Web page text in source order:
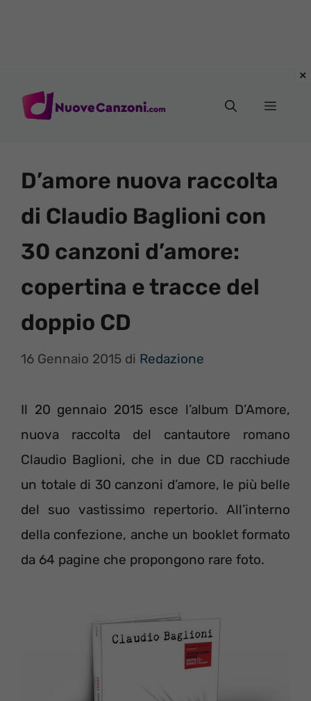
Menu
D’amore nuova raccolta
di Claudio Baglioni con
30 canzoni d’amore:
copertina e tracce del
doppio CD
16 Gennaio 2015 di Redazione
Il 20 gennaio 2015 esce l’album D’Amore,
nuova raccolta del cantautore romano
Claudio Baglioni, che in due CD racchiude
un totale di 30 canzoni d’amore, le più belle
del suo vastissimo repertorio. All’interno
della confezione, anche un booklet formato
da 64 pagine che propongono rare foto.